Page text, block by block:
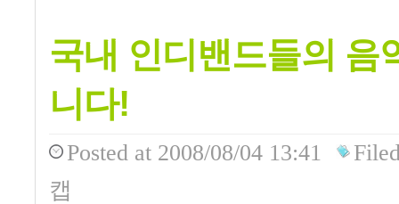
국내 인디밴드들의 음
니다!
Posted at 2008/08/04 13:41
캡